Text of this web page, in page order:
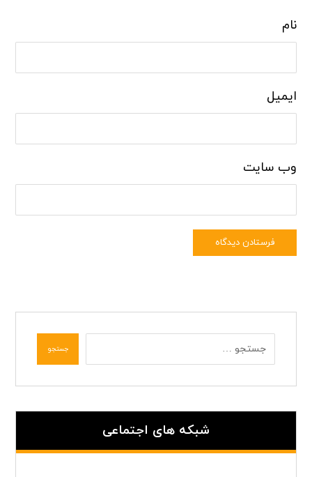
نام
ایمیل
وب‌ سایت
فرستادن دیدگاه
جستجو
شبکه های اجتماعی